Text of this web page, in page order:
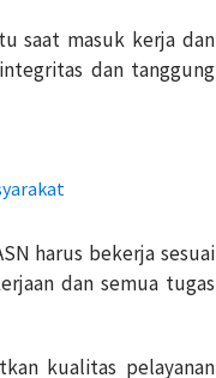
saat masuk kerja dan
dan tanggung
harus bekerja sesuai
dan semua tugas
kualitas pelayanan